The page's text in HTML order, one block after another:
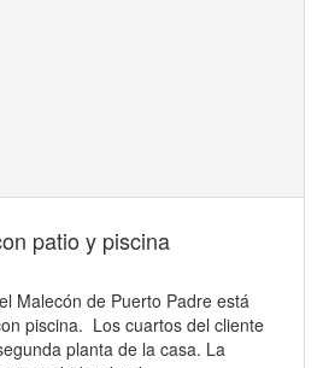
patio y piscina
Malecón de Puerto Padre está
piscina. Los cuartos del cliente
planta de la casa. La